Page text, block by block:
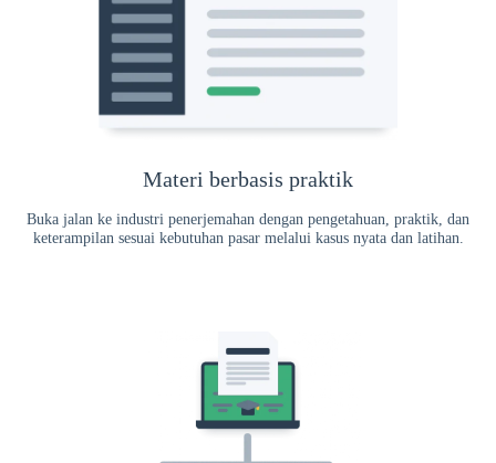
Materi berbasis praktik
Buka jalan ke industri penerjemahan dengan pengetahuan, praktik, dan
keterampilan sesuai kebutuhan pasar melalui kasus nyata dan latihan.